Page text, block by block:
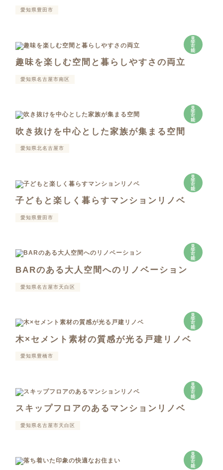
愛知県豊田市
見
学
可
能
趣味を楽しむ空間と暮らしやすさの両立
愛知県名古屋市南区
見
学
可
能
吹き抜けを中心とした家族が集まる空間
愛知県北名古屋市
見
学
可
能
子どもと楽しく暮らすマンションリノベ
愛知県豊田市
見
学
可
能
BARのある大人空間へのリノベーション
愛知県名古屋市天白区
見
学
可
能
木×セメント素材の質感が光る戸建リノベ
愛知県豊橋市
見
学
可
能
スキップフロアのあるマンションリノベ
愛知県名古屋市天白区
見
学
可
能